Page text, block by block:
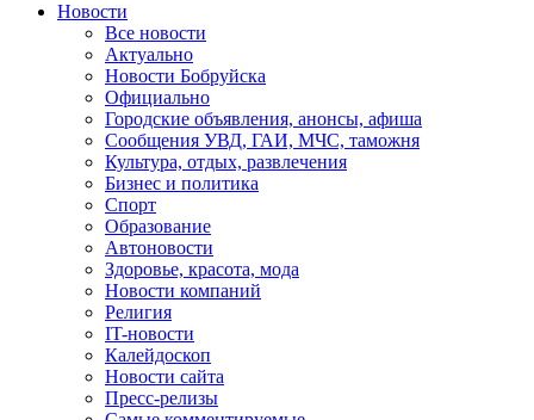
Новости
Все новости
Актуально
Новости Бобруйска
Официально
Городские объявления, анонсы, афиша
Сообщения УВД, ГАИ, МЧС, таможня
Культура, отдых, развлечения
Бизнес и политика
Спорт
Образование
Автоновости
Здоровье, красота, мода
Новости компаний
Религия
IT-новости
Калейдоскоп
Новости сайта
Пресс-релизы